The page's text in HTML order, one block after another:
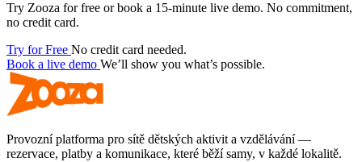
Try Zooza for free or book a 15-minute live demo. No commitment,
no credit card.
Try for Free No credit card needed.
Book a live demo We’ll show you what’s possible.
Provozní platforma pro sítě dětských aktivit a vzdělávání —
rezervace, platby a komunikace, které běží samy, v každé lokalitě.